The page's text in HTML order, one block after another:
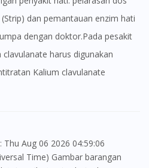
dan pemantauan enzim hati
dengan doktor.Pada pesakit
harus digunakan
Kalium clavulanate
Time) Gambar barangan